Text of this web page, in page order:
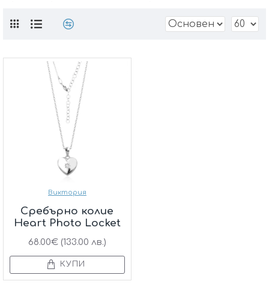
Виктория
Сребърно колие
Heart Photo Locket
68.00€ (133.00 лв.)
КУПИ